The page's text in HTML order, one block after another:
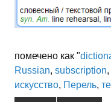
помечено как "
Russian, subscription,
искусство, Перель,